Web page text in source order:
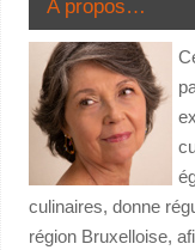
A propos…
culinaires, donne
région Bruxelloise,